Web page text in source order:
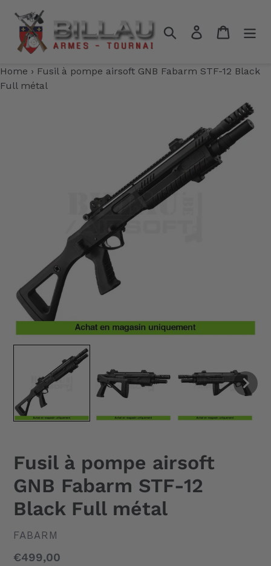
contenu
RechercherSe connecter
Panier
Home › Fusil à pompe airsoft GNB Fabarm STF-12 Black
Full métal
Fusil à pompe airsoft
GNB Fabarm STF-12
Black Full métal
DISTRIBUTEUR
FABARM
Prix
€499,00